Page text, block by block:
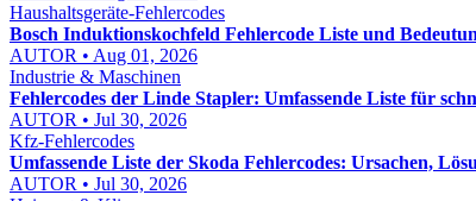
Haushaltsgeräte-Fehlercodes
Bosch Induktionskochfeld Fehlercode Liste und
AUTOR • Aug 01, 2026
Industrie & Maschinen
Fehlercodes der Linde Stapler: Umfassende Liste für
AUTOR • Jul 30, 2026
Kfz-Fehlercodes
Umfassende Liste der Skoda Fehlercodes: Ursachen,
AUTOR • Jul 30, 2026